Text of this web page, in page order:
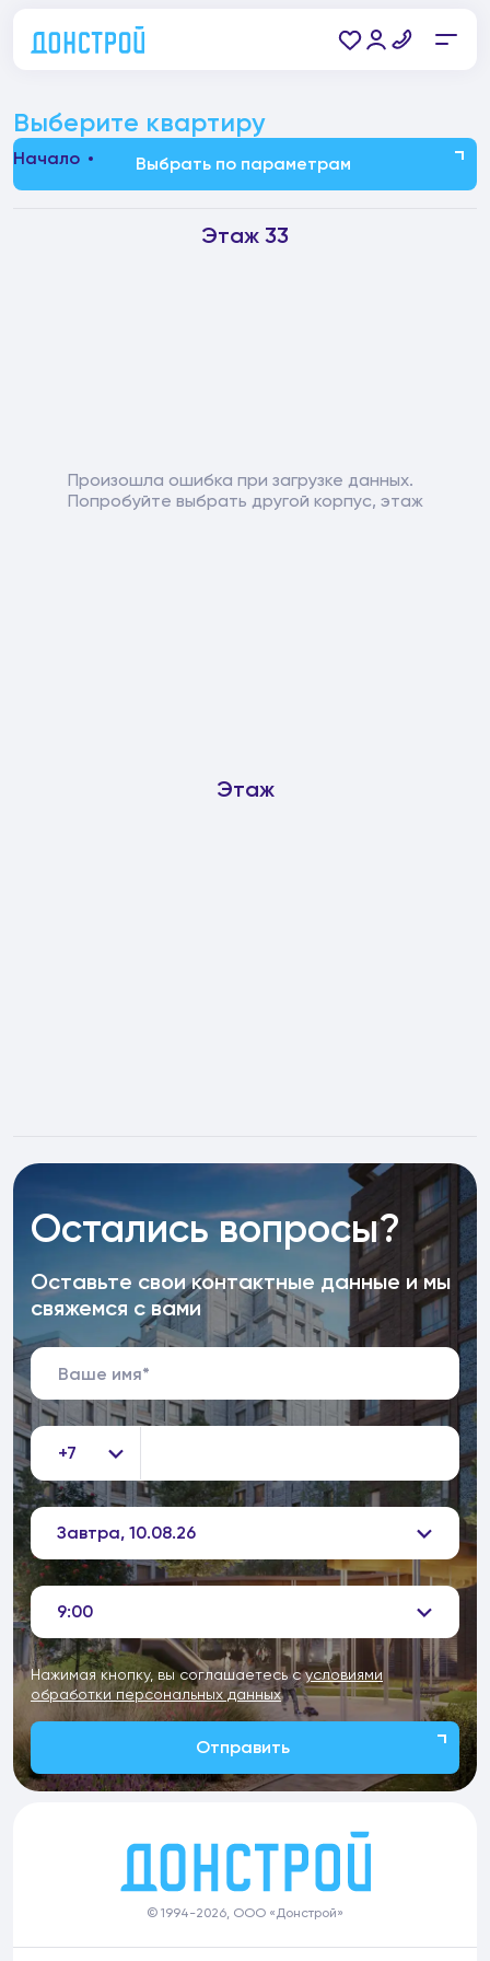
Выберите квартиру
Выбрать по параметрам
Начало
Этаж 33
Произошла ошибка при загрузке данных.
Попробуйте выбрать другой корпус, этаж
Этаж
Остались вопросы?
Оставьте свои контактные данные и мы
свяжемся с вами
+7
Завтра, 10.08.26
9:00
Нажимая кнопку, вы соглашаетесь сусловиями
обработки персональных данных
Отправить
© 1994-2026, ООО «Донстрой»